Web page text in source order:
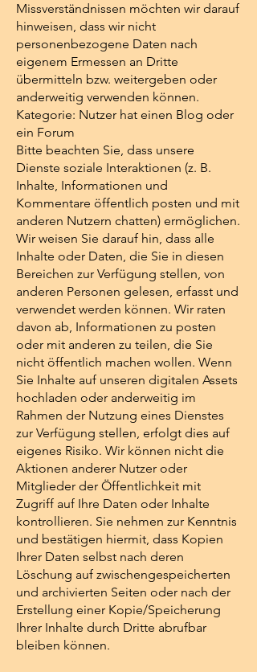
Missverständnissen möchten wir darauf
hinweisen, dass wir nicht
personenbezogene Daten nach
eigenem Ermessen an Dritte
übermitteln bzw. weitergeben oder
anderweitig verwenden können.
Kategorie: Nutzer hat einen Blog oder
ein Forum
Bitte beachten Sie, dass unsere
Dienste soziale Interaktionen (z. B.
Inhalte, Informationen und
Kommentare öffentlich posten und mit
anderen Nutzern chatten) ermöglichen.
Wir weisen Sie darauf hin, dass alle
Inhalte oder Daten, die Sie in diesen
Bereichen zur Verfügung stellen, von
anderen Personen gelesen, erfasst und
verwendet werden können. Wir raten
davon ab, Informationen zu posten
oder mit anderen zu teilen, die Sie
nicht öffentlich machen wollen. Wenn
Sie Inhalte auf unseren digitalen Assets
hochladen oder anderweitig im
Rahmen der Nutzung eines Dienstes
zur Verfügung stellen, erfolgt dies auf
eigenes Risiko. Wir können nicht die
Aktionen anderer Nutzer oder
Mitglieder der Öffentlichkeit mit
Zugriff auf Ihre Daten oder Inhalte
kontrollieren. Sie nehmen zur Kenntnis
und bestätigen hiermit, dass Kopien
Ihrer Daten selbst nach deren
Löschung auf zwischengespeicherten
und archivierten Seiten oder nach der
Erstellung einer Kopie/Speicherung
Ihrer Inhalte durch Dritte abrufbar
bleiben können.